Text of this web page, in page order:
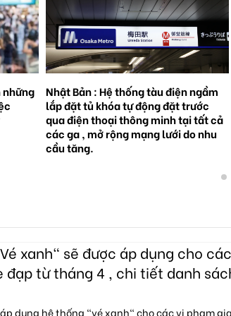
cả
Nhật Bản : 65% phụ nữ không muốn
sinh con, lần đầu tiên vượt qua nam
giới [Sách Trắng về Sinh Sản 2025]
xanh" sẽ được áp dụng cho các
đạp từ tháng 4 , chi tiết danh
dụng hệ thống "vé xanh" cho các vi phạm